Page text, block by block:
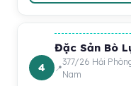
4
Đặc Sản Bò
377/26 Hải
Nam